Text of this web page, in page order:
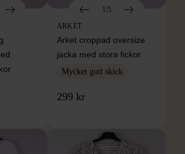
1/5
ARKET
Arket croppad oversize
jacka med stora fickor
Mycket gott skick
299 kr